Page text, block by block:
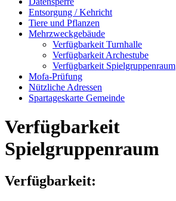
Entsorgung / Kehricht
Tiere und Pflanzen
Mehrzweckgebäude
Verfügbarkeit Turnhalle
Verfügbarkeit Archestube
Verfügbarkeit Spielgruppenraum
Mofa-Prüfung
Nützliche Adressen
Spartageskarte Gemeinde
Verfügbarkeit
Spielgruppenraum
Verfügbarkeit: